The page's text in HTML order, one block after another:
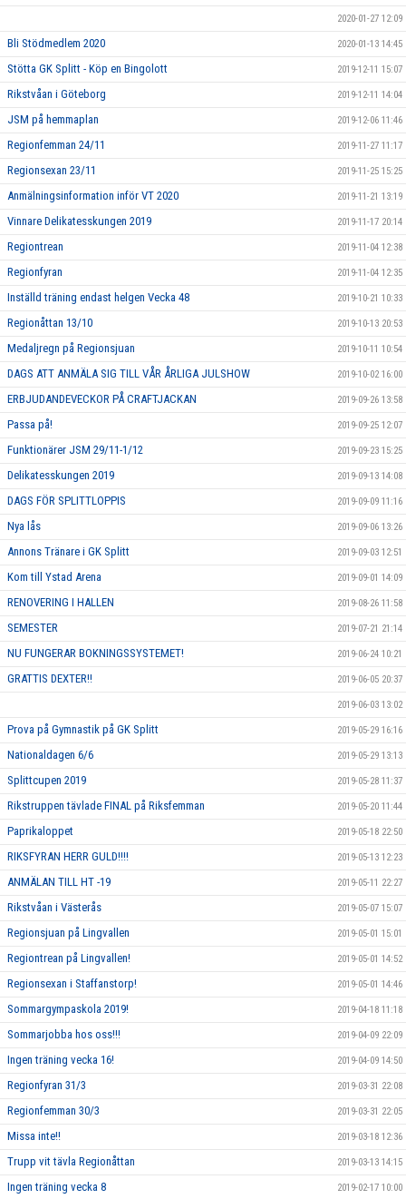
2020-01-27 12:09
Bli Stödmedlem 2020 2020-01-13 14:45
Stötta GK Splitt - Köp en Bingolott 2019-12-11 15:07
Rikstvåan i Göteborg 2019-12-11 14:04
JSM på hemmaplan 2019-12-06 11:46
Regionfemman 24/11 2019-11-27 11:17
Regionsexan 23/11 2019-11-25 15:25
Anmälningsinformation inför VT 2020 2019-11-21 13:19
Vinnare Delikatesskungen 2019 2019-11-17 20:14
Regiontrean 2019-11-04 12:38
Regionfyran 2019-11-04 12:35
Inställd träning endast helgen Vecka 48 2019-10-21 10:33
Regionåttan 13/10 2019-10-13 20:53
Medaljregn på Regionsjuan 2019-10-11 10:54
DAGS ATT ANMÄLA SIG TILL VÅR ÅRLIGA JULSHOW 2019-10-02 16:00
ERBJUDANDEVECKOR PÅ CRAFTJACKAN 2019-09-26 13:58
Passa på! 2019-09-25 12:07
Funktionärer JSM 29/11-1/12 2019-09-23 15:25
Delikatesskungen 2019 2019-09-13 14:08
DAGS FÖR SPLITTLOPPIS 2019-09-09 11:16
Nya lås 2019-09-06 13:26
Annons Tränare i GK Splitt 2019-09-03 12:51
Kom till Ystad Arena 2019-09-01 14:09
RENOVERING I HALLEN 2019-08-26 11:58
SEMESTER 2019-07-21 21:14
NU FUNGERAR BOKNINGSSYSTEMET! 2019-06-24 10:21
GRATTIS DEXTER!! 2019-06-05 20:37
2019-06-03 13:02
Prova på Gymnastik på GK Splitt 2019-05-29 16:16
Nationaldagen 6/6 2019-05-29 13:13
Splittcupen 2019 2019-05-28 11:37
Rikstruppen tävlade FINAL på Riksfemman 2019-05-20 11:44
Paprikaloppet 2019-05-18 22:50
RIKSFYRAN HERR GULD!!!! 2019-05-13 12:23
ANMÄLAN TILL HT -19 2019-05-11 22:27
Rikstvåan i Västerås 2019-05-07 15:07
Regionsjuan på Lingvallen 2019-05-01 15:01
Regiontrean på Lingvallen! 2019-05-01 14:52
Regionsexan i Staffanstorp! 2019-05-01 14:46
Sommargympaskola 2019! 2019-04-18 11:18
Sommarjobba hos oss!!! 2019-04-09 22:09
Ingen träning vecka 16! 2019-04-09 14:50
Regionfyran 31/3 2019-03-31 22:08
Regionfemman 30/3 2019-03-31 22:05
Missa inte!! 2019-03-18 12:36
Trupp vit tävla Regionåttan 2019-03-13 14:15
Ingen träning vecka 8 2019-02-17 10:00